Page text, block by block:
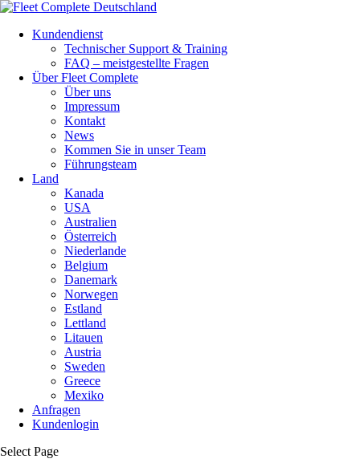
Kundendienst
Technischer Support & Training
FAQ – meistgestellte Fragen
Über Fleet Complete
Über uns
Impressum
Kontakt
News
Kommen Sie in unser Team
Führungsteam
Land
Kanada
USA
Australien
Österreich
Niederlande
Belgium
Danemark
Norwegen
Estland
Lettland
Litauen
Austria
Sweden
Greece
Mexiko
Anfragen
Kundenlogin
Select Page